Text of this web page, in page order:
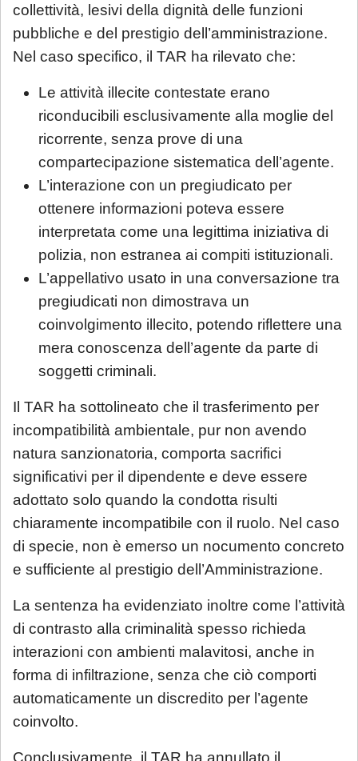
collettività, lesivi della dignità delle funzioni
pubbliche e del prestigio dell’amministrazione.
Nel caso specifico, il TAR ha rilevato che:
Le attività illecite contestate erano
riconducibili esclusivamente alla moglie del
ricorrente, senza prove di una
compartecipazione sistematica dell’agente.
L’interazione con un pregiudicato per
ottenere informazioni poteva essere
interpretata come una legittima iniziativa di
polizia, non estranea ai compiti istituzionali.
L’appellativo usato in una conversazione tra
pregiudicati non dimostrava un
coinvolgimento illecito, potendo riflettere una
mera conoscenza dell’agente da parte di
soggetti criminali.
Il TAR ha sottolineato che il trasferimento per
incompatibilità ambientale, pur non avendo
natura sanzionatoria, comporta sacrifici
significativi per il dipendente e deve essere
adottato solo quando la condotta risulti
chiaramente incompatibile con il ruolo. Nel caso
di specie, non è emerso un nocumento concreto
e sufficiente al prestigio dell’Amministrazione.
La sentenza ha evidenziato inoltre come l’attività
di contrasto alla criminalità spesso richieda
interazioni con ambienti malavitosi, anche in
forma di infiltrazione, senza che ciò comporti
automaticamente un discredito per l’agente
coinvolto.
Conclusivamente, il TAR ha annullato il